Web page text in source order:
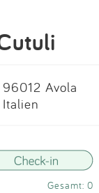
Avola
Gesamt: 0